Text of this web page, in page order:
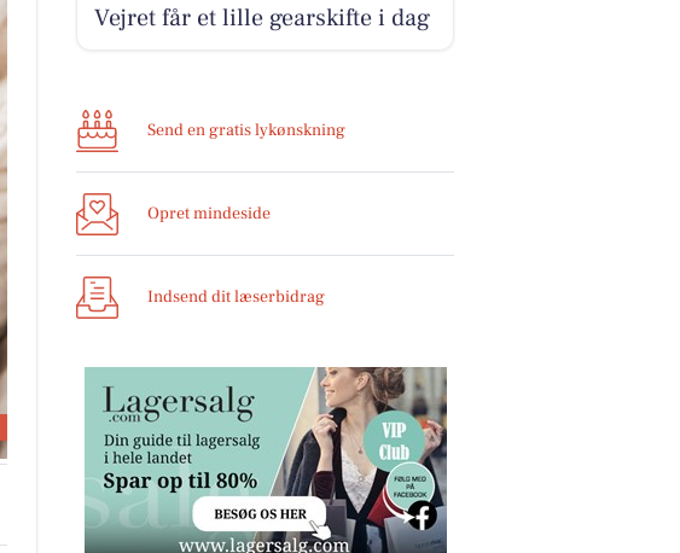
Vejret får et lille gearskifte i dag
Send en gratis lykønskning
Opret mindeside
Indsend dit læserbidrag